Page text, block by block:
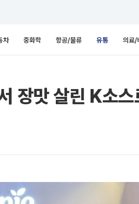
차 중화학 항공/물류 유통 의료/
장맛 살린 K소스